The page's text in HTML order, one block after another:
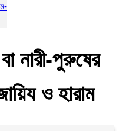
নারী-পুরুষের
ও হারাম